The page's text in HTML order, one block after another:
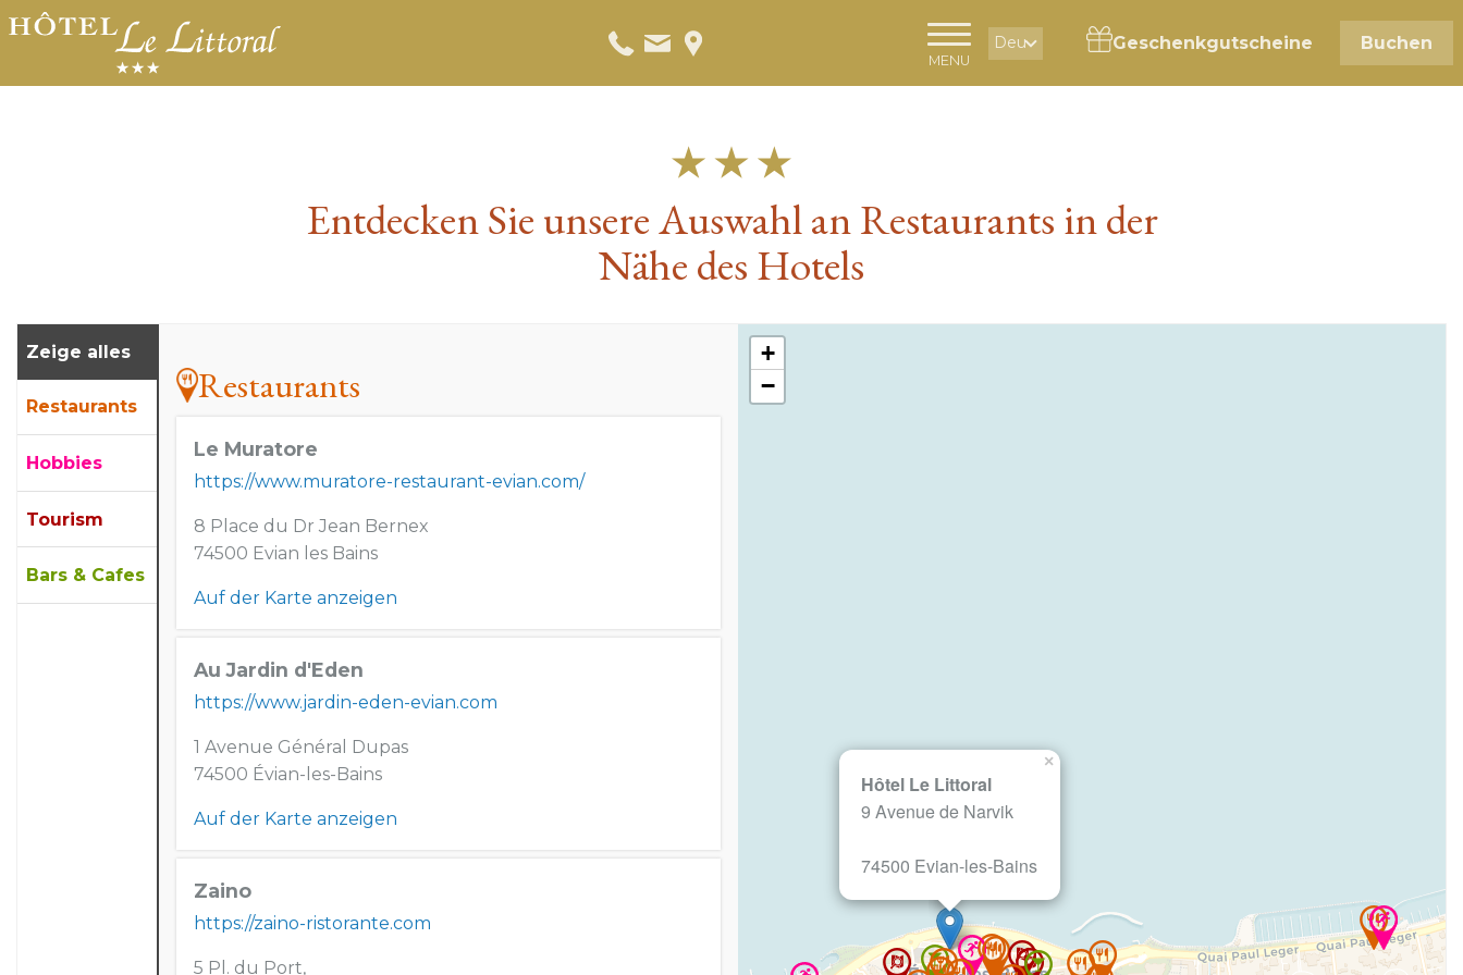
MENU
Deu Geschenkgutscheine Buchen
Entdecken Sie unsere Auswahl an Restaurants in der
Nähe des Hotels
Zeige alles
Restaurants
Hobbies
Tourism
Bars & Cafes
Restaurants
Le Muratore
https://www.muratore-restaurant-evian.com/
8 Place du Dr Jean Bernex
74500 Evian les Bains
Auf der Karte anzeigen
Au Jardin d'Eden
https://www.jardin-eden-evian.com
1 Avenue Général Dupas
74500 Évian-les-Bains
Auf der Karte anzeigen
Zaino
https://zaino-ristorante.com
5 Pl. du Port,
Hôtel Le Littoral
9 Avenue de Narvik
74500 Evian-les-Bains
×
+
−